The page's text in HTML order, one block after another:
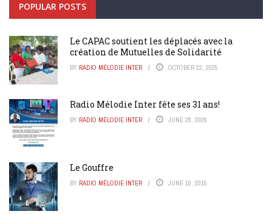
POPULAR POSTS
Le CAPAC soutient les déplacés avec la
création de Mutuelles de Solidarité
BY RADIO MÉLODIE INTER OCTOBER 22, 2025
Radio Mélodie Inter fête ses 31 ans!
BY RADIO MÉLODIE INTER JUNE 28, 2026
Le Gouffre
BY RADIO MÉLODIE INTER JUNE 10, 2015